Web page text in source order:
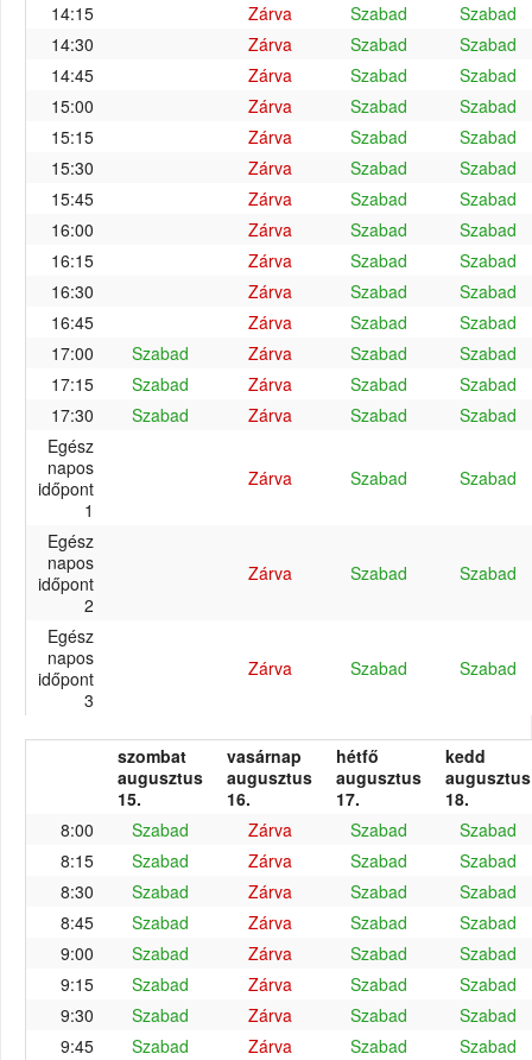
14:15
Zárva Szabad
Szabad
14:30
Zárva Szabad
Szabad
14:45
Zárva Szabad
Szabad
15:00
Zárva Szabad
Szabad
15:15
Zárva Szabad
Szabad
15:30
Zárva Szabad
Szabad
15:45
Zárva Szabad
Szabad
16:00
Zárva Szabad
Szabad
16:15
Zárva Szabad
Szabad
16:30
Zárva Szabad
Szabad
16:45
Zárva Szabad
Szabad
17:00
Szabad Zárva Szabad
Szabad
17:15
Szabad Zárva Szabad
Szabad
17:30
Szabad Zárva Szabad
Szabad
Egész
napos
időpont
1
Zárva Szabad Szabad
Egész
napos
időpont
2
Zárva Szabad Szabad
Egész
napos
időpont
3
Zárva Szabad Szabad
szombat
augusztus
15.
vasárnap
augusztus
16.
hétfő
augusztus
17.
kedd
augusztus
18.
8:00
Szabad Zárva Szabad
Szabad
8:15
Szabad Zárva Szabad
Szabad
8:30
Szabad Zárva Szabad
Szabad
8:45
Szabad Zárva Szabad
Szabad
9:00
Szabad Zárva Szabad
Szabad
9:15
Szabad Zárva Szabad
Szabad
9:30
Szabad Zárva Szabad
Szabad
9:45
Szabad Zárva Szabad
Szabad